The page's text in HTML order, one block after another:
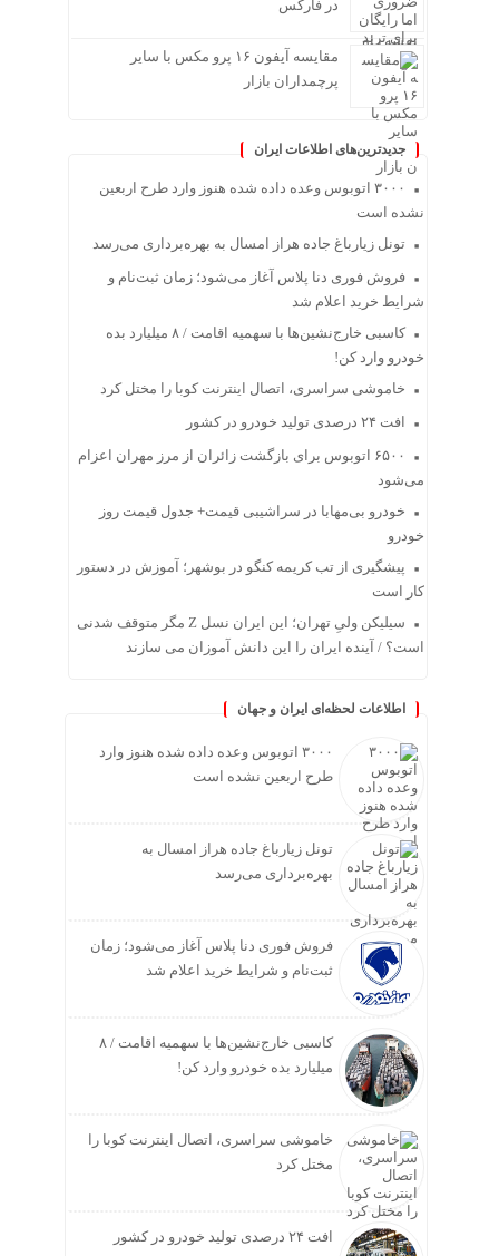
در فارکس
مقایسه آیفون ۱۶ پرو مکس با سایر
پرچمداران بازار
جدیدترین‌های اطلاعات ایران
۳۰۰۰ اتوبوس وعده داده شده هنوز وارد طرح اربعین
نشده است
تونل زیارباغ جاده هراز امسال به بهره‌برداری می‌رسد
فروش فوری دنا پلاس آغاز می‌شود؛ زمان ثبت‌نام و
شرایط خرید اعلام شد
کاسبی خارج‌نشین‌ها با سهمیه اقامت / ۸ میلیارد بده
خودرو وارد کن!
خاموشی سراسری، اتصال اینترنت کوبا را مختل کرد
افت ۲۴ درصدی تولید خودرو در کشور
۶۵۰۰ اتوبوس برای بازگشت زائران از مرز مهران اعزام
می‌شود
خودرو بی‌مهابا در سراشیبی قیمت+ جدول قیمت روز
خودرو
پیشگیری از تب کریمه کنگو در بوشهر؛ آموزش در دستور
کار است
سیلیکن ولیِ تهران؛ این ایران نسل Z مگر متوقف شدنی
است؟ / آینده ایران را این دانش آموزان می سازند
اطلاعات لحظه‌ای ایران و جهان
۳۰۰۰ اتوبوس وعده داده شده هنوز وارد
طرح اربعین نشده است
تونل زیارباغ جاده هراز امسال به
بهره‌برداری می‌رسد
فروش فوری دنا پلاس آغاز می‌شود؛ زمان
ثبت‌نام و شرایط خرید اعلام شد
کاسبی خارج‌نشین‌ها با سهمیه اقامت / ۸
میلیارد بده خودرو وارد کن!
خاموشی سراسری، اتصال اینترنت کوبا را
مختل کرد
افت ۲۴ درصدی تولید خودرو در کشور